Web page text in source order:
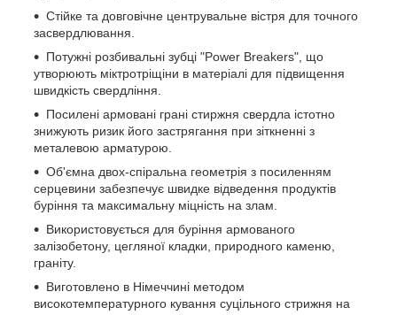
Стійке та довговічне центрувальне вістря для точного
засвердлювання.
Потужні розбивальні зубці "Power Breakers", що
утворюють міктротріщіни в матеріалі для підвищення
швидкість свердління.
Посилені армовані грані стиржня свердла істотно
знижують ризик його застрягання при зіткненні з
металевою арматурою.
Об'ємна двох-спіральна геометрія з посиленням
серцевини забезпечує швидке відведення продуктів
буріння та максимальну міцність на злам.
Використовується для буріння армованого
залізобетону, цегляної кладки, природного каменю,
граніту.
Виготовлено в Німеччині методом
високотемпературного кування суцільного стрижня на